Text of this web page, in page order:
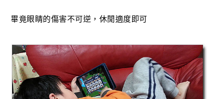
畢竟眼睛的傷害不可逆，休閒適度即可